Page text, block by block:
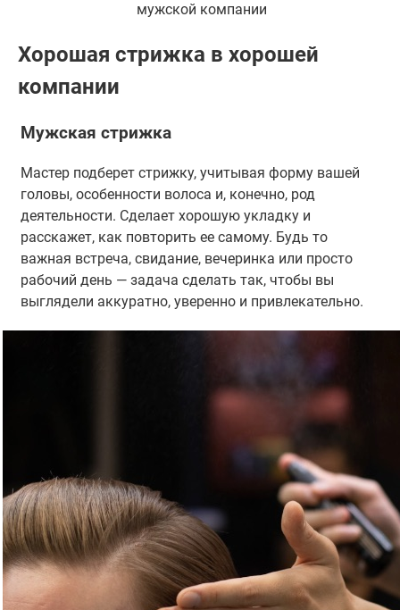
мужской компании
Хорошая стрижка в хорошей
компании
Мужская стрижка
Мастер подберет стрижку, учитывая форму вашей
головы, особенности волоса и, конечно, род
деятельности. Сделает хорошую укладку и
расскажет, как повторить ее самому. Будь то
важная встреча, свидание, вечеринка или просто
рабочий день — задача сделать так, чтобы вы
выглядели аккуратно, уверенно и привлекательно.